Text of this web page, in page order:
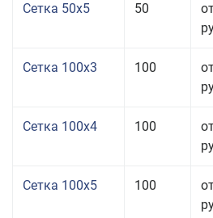
Сетка 50x5 50
Сетка 100x3 100
Сетка 100x4 100
Сетка 100x5 100